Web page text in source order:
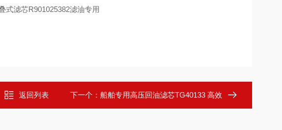
返回列表 下一个： 船舶专用高压回油滤芯TG40133 高效